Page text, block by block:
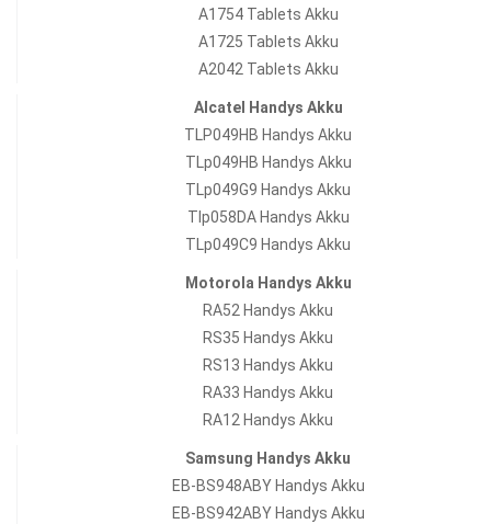
A1754 Tablets Akku
A1725 Tablets Akku
A2042 Tablets Akku
Alcatel Handys Akku
TLP049HB Handys Akku
TLp049HB Handys Akku
TLp049G9 Handys Akku
Tlp058DA Handys Akku
TLp049C9 Handys Akku
Motorola Handys Akku
RA52 Handys Akku
RS35 Handys Akku
RS13 Handys Akku
RA33 Handys Akku
RA12 Handys Akku
Samsung Handys Akku
EB-BS948ABY Handys Akku
EB-BS942ABY Handys Akku